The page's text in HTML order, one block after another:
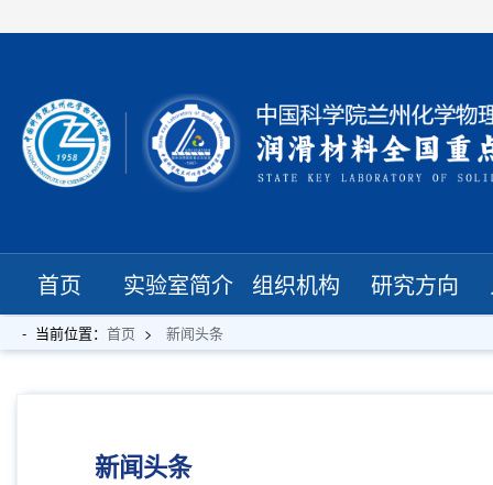
首页 实验室简介 组织机构 研究方向
当前位置： 首页 新闻头条
新闻头条